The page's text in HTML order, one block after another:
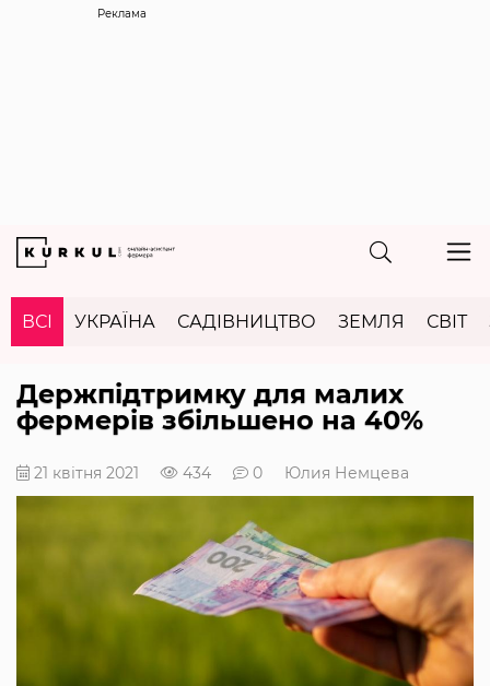
Реклама
ВСІ УКРАЇНА САДІВНИЦТВО ЗЕМЛЯ СВІТ
Держпідтримку для малих
фермерів збільшено на 40%
21 квітня 2021 434 0 Юлия Немцева